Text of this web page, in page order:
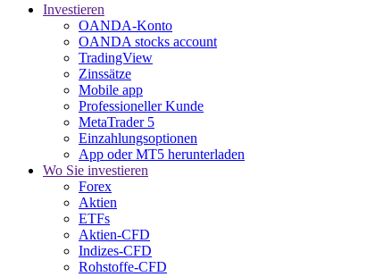
Investieren
OANDA-Konto
OANDA stocks account
TradingView
Zinssätze
Mobile app
Professioneller Kunde
MetaTrader 5
Einzahlungsoptionen
App oder MT5 herunterladen
Wo Sie investieren
Forex
Aktien
ETFs
Aktien-CFD
Indizes-CFD
Rohstoffe-CFD